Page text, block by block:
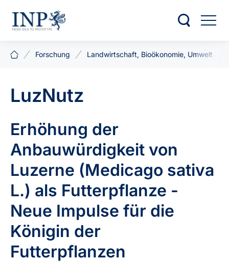
Forschung Landwirtschaft, Bioökonomie, Umwelt
LuzNutz
Erhöhung der
Anbauwürdigkeit von
Luzerne (Medicago sativa
L.) als Futterpflanze -
Neue Impulse für die
Königin der
Futterpflanzen